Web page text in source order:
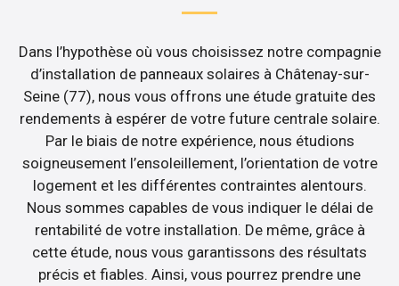
Dans l’hypothèse où vous choisissez notre compagnie
d’installation de panneaux solaires à Châtenay-sur-
Seine (77), nous vous offrons une étude gratuite des
rendements à espérer de votre future centrale solaire.
Par le biais de notre expérience, nous étudions
soigneusement l’ensoleillement, l’orientation de votre
logement et les différentes contraintes alentours.
Nous sommes capables de vous indiquer le délai de
rentabilité de votre installation. De même, grâce à
cette étude, nous vous garantissons des résultats
précis et fiables. Ainsi, vous pourrez prendre une